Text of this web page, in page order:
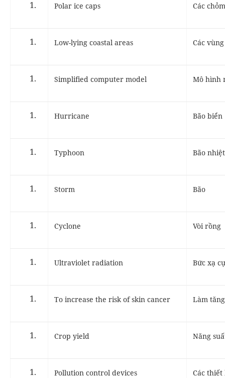
Polar ice caps Các
Low-lying coastal areas Các
Simplified computer model Mô hình
Hurricane Bão biển
Typhoon Bão
Storm Bão
Cyclone Vòi rồng
Ultraviolet radiation Bức xạ
To increase the risk of skin cancer Làm
Crop yield Năng
Pollution control devices Các thiết